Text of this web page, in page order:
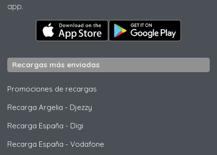
app.
Recargas más enviadas
Promociones de recargas
Recarga Argelia - Djezzy
Recarga España - Digi
Recarga España - Vodafone